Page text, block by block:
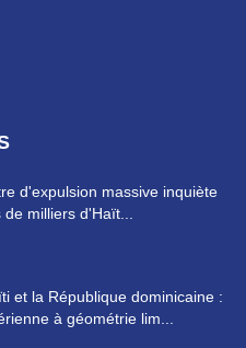
d'expulsion massive inquiète
milliers d'Haït...
et la République dominicaine :
à géométrie lim...